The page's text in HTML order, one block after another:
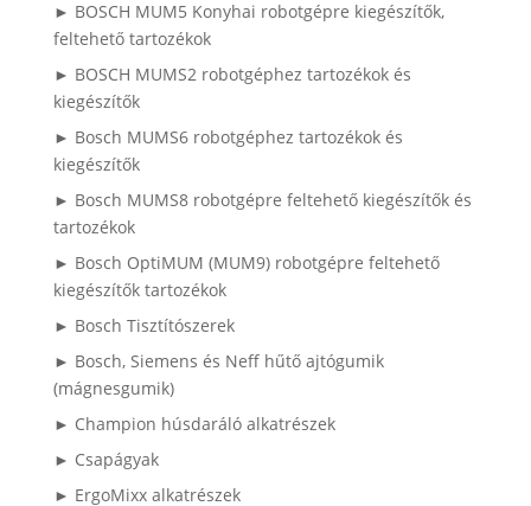
► BOSCH MUM5 Konyhai robotgépre kiegészítők,
feltehető tartozékok
► BOSCH MUMS2 robotgéphez tartozékok és
kiegészítők
► Bosch MUMS6 robotgéphez tartozékok és
kiegészítők
► Bosch MUMS8 robotgépre feltehető kiegészítők és
tartozékok
► Bosch OptiMUM (MUM9) robotgépre feltehető
kiegészítők tartozékok
► Bosch Tisztítószerek
► Bosch, Siemens és Neff hűtő ajtógumik
(mágnesgumik)
► Champion húsdaráló alkatrészek
► Csapágyak
► ErgoMixx alkatrészek